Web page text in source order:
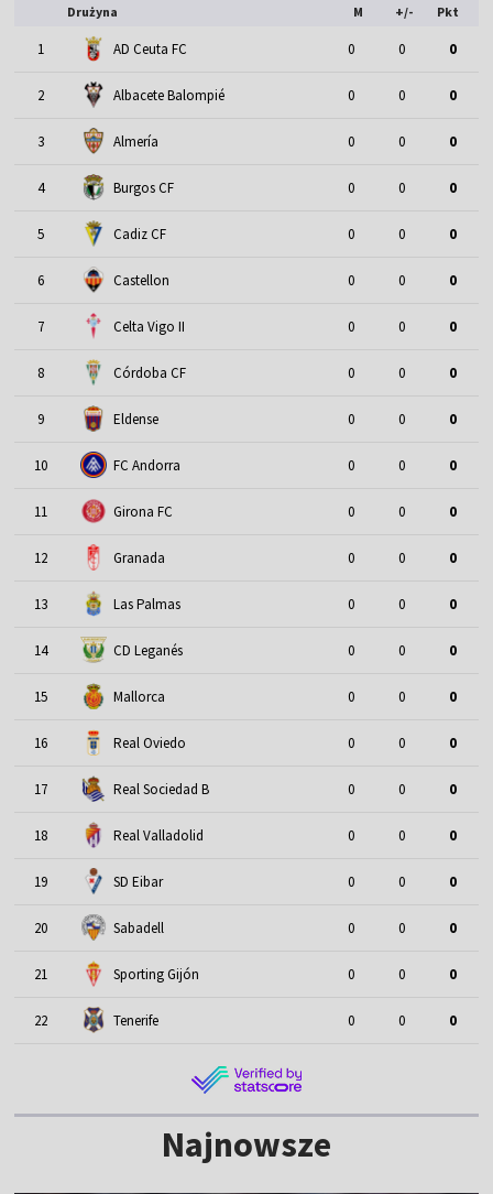
Drużyna M +/- Pkt
1 AD Ceuta FC 0 0 0
2 Albacete Balompié 0 0 0
3 Almería 0 0 0
4 Burgos CF 0 0 0
5 Cadiz CF 0 0 0
6 Castellon 0 0 0
7 Celta Vigo II 0 0 0
8 Córdoba CF 0 0 0
9 Eldense 0 0 0
10 FC Andorra 0 0 0
11 Girona FC 0 0 0
12 Granada 0 0 0
13 Las Palmas 0 0 0
14 CD Leganés 0 0 0
15 Mallorca 0 0 0
16 Real Oviedo 0 0 0
17 Real Sociedad B 0 0 0
18 Real Valladolid 0 0 0
19 SD Eibar 0 0 0
20 Sabadell 0 0 0
21 Sporting Gijón 0 0 0
22 Tenerife 0 0 0
Najnowsze